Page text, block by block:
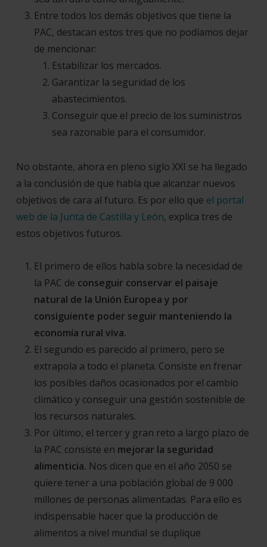
Entre todos los demás objetivos que tiene la
PAC, destacan estos tres que no podíamos dejar
de mencionar:
Estabilizar los mercados.
Garantizar la seguridad de los
abastecimientos.
Conseguir que el precio de los suministros
sea razonable para el consumidor.
No obstante, ahora en pleno siglo XXI se ha llegado
a la conclusión de que había que alcanzar nuevos
objetivos de cara al futuro. Es por ello que el portal
web de la Junta de Castilla y León, explica tres de
estos objetivos futuros.
El primero de ellos habla sobre la necesidad de
la PAC de conseguir conservar el paisaje
natural de la Unión Europea y por
consiguiente poder seguir manteniendo la
economía rural viva.
El segundo es parecido al primero, pero se
extrapola a todo el planeta. Consiste en frenar
los posibles daños ocasionados por el cambio
climático y conseguir una gestión sostenible de
los recursos naturales.
Por último, el tercer y gran reto a largo plazo de
la PAC consiste en mejorar la seguridad
alimenticia. Nos dicen que en el año 2050 se
quiere tener a una población global de 9 000
millones de personas alimentadas. Para ello es
indispensable hacer que la producción de
alimentos a nivel mundial se duplique